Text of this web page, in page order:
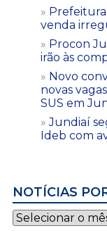
venda
Procon
irão às
Novo
novas
SUS em
Jundiaí
Ideb com
NOTÍCIAS
Notícias
por